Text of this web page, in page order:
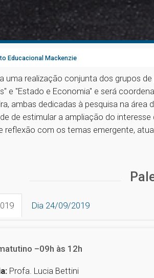
Educacional Mackenzie
uma realização conjunta dos grupos
e "Estado e Economia" e será
ambas dedicadas à pesquisa na
de estimular a ampliação do
reflexão com os temas emergente,
Dia 24/09/2019
–09h às 12h
Profa. Lucia Bettini